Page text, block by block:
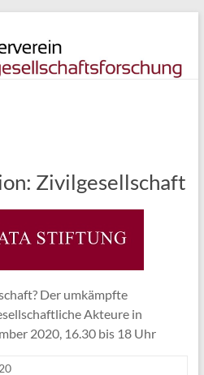
Zivilgesellschaft
Der umkämpfte
Akteure in
2020, 16.30 bis 18 Uhr